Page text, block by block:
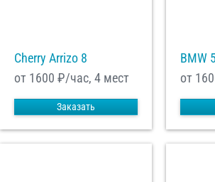
Cherry Arrizo 8
от 1600 ₽/час, 4 мест
Заказать
BMW
от
обработку моих Персональных